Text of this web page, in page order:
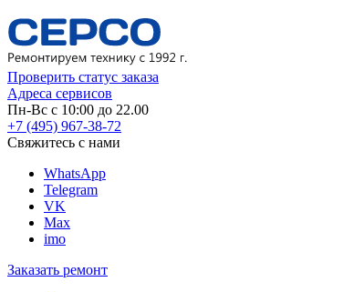
Проверить статус заказа
Адреса сервисов
Пн-Вс с 10:00 до 22.00
+7 (495) 967-38-72
Свяжитесь с нами
WhatsApp
Telegram
VK
Max
imo
Заказать ремонт